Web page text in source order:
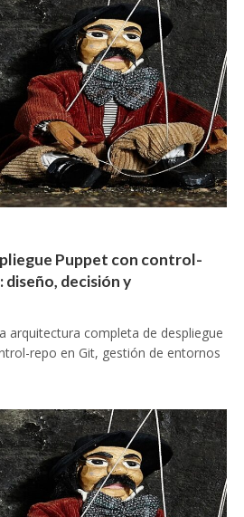
Puppet con control-
diseño, decisión y
arquitectura completa de despliegue
repo en Git, gestión de entornos